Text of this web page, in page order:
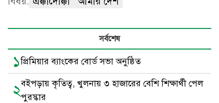
সর্বশেষ
১প্রিমিয়ার ব্যাংকের বোর্ড সভা অনুষ্ঠিত
২বইপড়ায় কৃতিত্ব, খুলনায় ৩ হাজারের বেশি শিক্ষার্থী পেল
পুরস্কার